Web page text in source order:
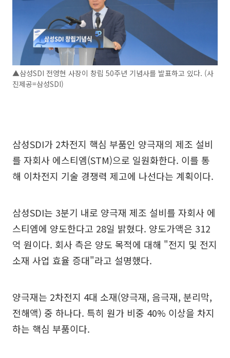
▲삼성SDI 전영현 사장이 창립 50주년 기념사를 발표하고 있다. (사
진제공=삼성SDI)
삼성SDI가 2차전지 핵심 부품인 양극재의 제조 설비
를 자회사 에스티엠(STM)으로 일원화한다. 이를 통
해 이차전지 기술 경쟁력 제고에 나선다는 계획이다.
삼성SDI는 3분기 내로 양극재 제조 설비를 자회사 에
스티엠에 양도한다고 28일 밝혔다. 양도가액은 312
억 원이다. 회사 측은 양도 목적에 대해 "전지 및 전지
소재 사업 효율 증대"라고 설명했다.
양극재는 2차전지 4대 소재(양극재, 음극재, 분리막,
전해액) 중 하나다. 특히 원가 비중 40% 이상을 차지
하는 핵심 부품이다.